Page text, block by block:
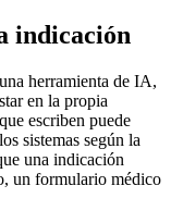
indicación
herramienta de IA,
en la propia
escriben puede
sistemas según la
una indicación
un formulario médico